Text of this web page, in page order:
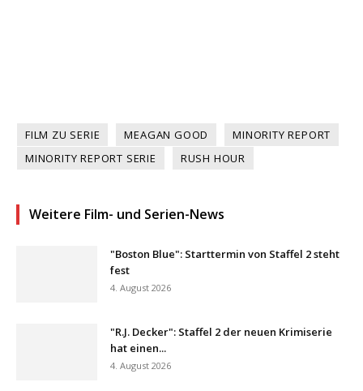
FILM ZU SERIE MEAGAN GOOD
MINORITY REPORT
MINORITY REPORT SERIE
RUSH HOUR
Weitere Film- und Serien-News
"Boston Blue": Starttermin von Staffel 2 steht
fest
4. August 2026
"R.J. Decker": Staffel 2 der neuen Krimiserie
hat einen...
4. August 2026